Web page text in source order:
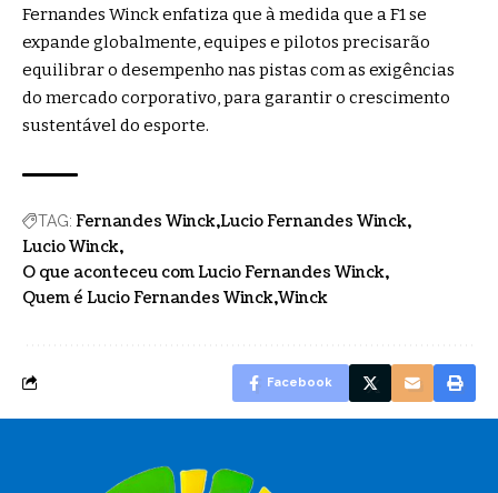
Fernandes Winck enfatiza que à medida que a F1 se
expande globalmente, equipes e pilotos precisarão
equilibrar o desempenho nas pistas com as exigências
do mercado corporativo, para garantir o crescimento
sustentável do esporte.
TAG: Fernandes Winck Lucio Fernandes Winck
Lucio Winck
O que aconteceu com Lucio Fernandes Winck
Quem é Lucio Fernandes Winck Winck
Facebook